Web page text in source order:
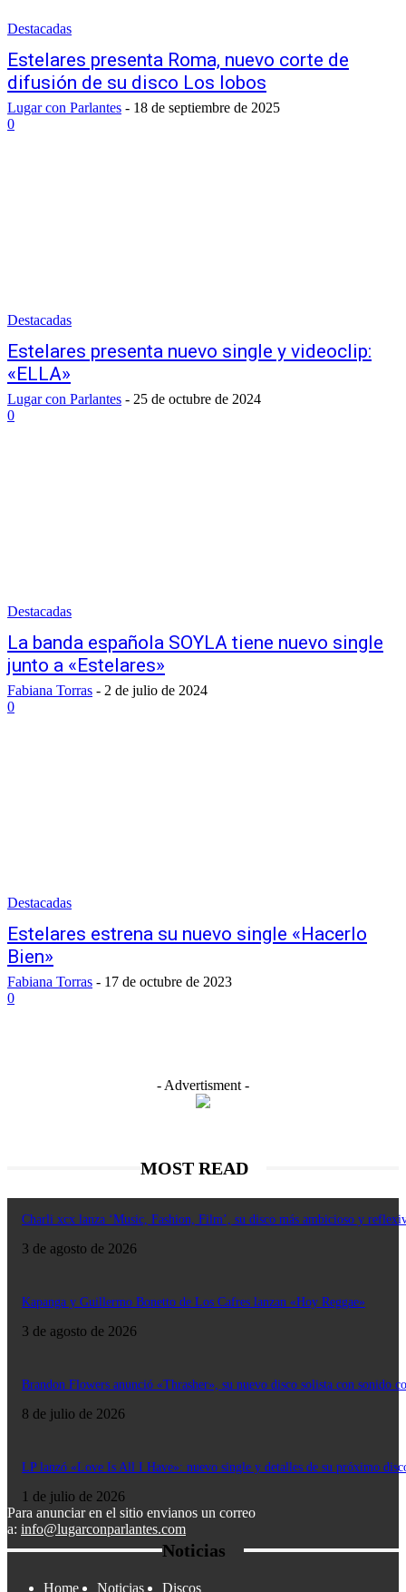
Destacadas
Estelares presenta Roma, nuevo corte de
difusión de su disco Los lobos
Lugar con Parlantes - 18 de septiembre de 2025
0
Destacadas
Estelares presenta nuevo single y videoclip:
«ELLA»
Lugar con Parlantes - 25 de octubre de 2024
0
Destacadas
La banda española SOYLA tiene nuevo single
junto a «Estelares»
Fabiana Torras - 2 de julio de 2024
0
Destacadas
Estelares estrena su nuevo single «Hacerlo
Bien»
Fabiana Torras - 17 de octubre de 2023
0
- Advertisment -
MOST READ
Charli xcx lanza ‘Music, Fashion, Film’, su disco más ambicioso y
3 de agosto de 2026
Kapanga y Guillermo Bonetto de Los Cafres lanzan «Hoy Reggae»
3 de agosto de 2026
Brandon Flowers anunció «Thrasher», su nuevo disco solista con sonido
8 de julio de 2026
LP lanzó «Love Is All I Have»: nuevo single y detalles de su próximo
1 de julio de 2026
Para anunciar en el sitio envianos un correo
a: info@lugarconparlantes.com
Noticias
Home Noticias Discos